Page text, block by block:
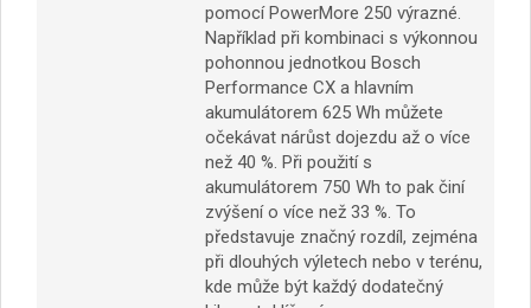
pomocí PowerMore 250 výrazné.
Například při kombinaci s výkonnou
pohonnou jednotkou Bosch
Performance CX a hlavním
akumulátorem 625 Wh můžete
očekávat nárůst dojezdu až o více
než 40 %. Při použití s
akumulátorem 750 Wh to pak činí
zvýšení o více než 33 %. To
představuje značný rozdíl, zejména
při dlouhých výletech nebo v terénu,
kde může být každý dodatečný